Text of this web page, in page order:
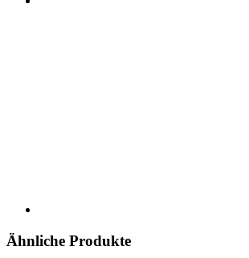
Ähnliche Produkte